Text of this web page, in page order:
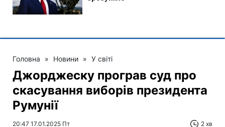
Головна » Новини » У світі
Джорджеску програв суд про
скасування виборів президента
Румунії
20:47 17.01.2025 Пт 2 хв